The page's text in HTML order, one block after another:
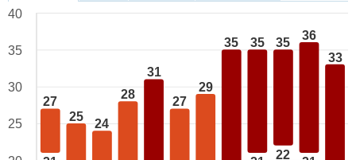
27
25
24
28
31
27
29
35 35 35
22
36
33
40
35
30
25